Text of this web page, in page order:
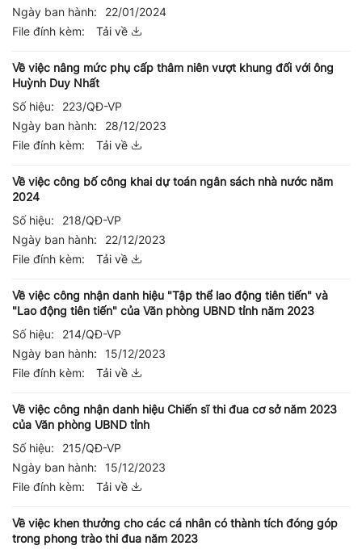
Ngày ban hành:
22/01/2024
File đính kèm:
Tải về
Về việc nâng mức phụ cấp thâm niên vượt khung đối với ông
Huỳnh Duy Nhất
Số hiệu:
223/QĐ-VP
Ngày ban hành:
28/12/2023
File đính kèm:
Tải về
Về việc công bố công khai dự toán ngân sách nhà nước năm
2024
Số hiệu:
218/QĐ-VP
Ngày ban hành:
22/12/2023
File đính kèm:
Tải về
Về việc công nhận danh hiệu "Tập thể lao động tiên tiến" và
"Lao động tiên tiến" của Văn phòng UBND tỉnh năm 2023
Số hiệu:
214/QĐ-VP
Ngày ban hành:
15/12/2023
File đính kèm:
Tải về
Về việc công nhận danh hiệu Chiến sĩ thi đua cơ sở năm 2023
của Văn phòng UBND tỉnh
Số hiệu:
215/QĐ-VP
Ngày ban hành:
15/12/2023
File đính kèm:
Tải về
Về việc khen thưởng cho các cá nhân có thành tích đóng góp
trong phong trào thi đua năm 2023